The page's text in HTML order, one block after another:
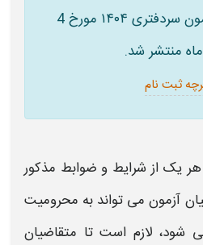
سردفتری ۱۴۰۴
مورخ 4
منتشر شد.
ثبت نام
یک از شرایط و ضوابط مذکور
آزمونمی تواند به محرومیت
شود، لازم است تا متقاضیان